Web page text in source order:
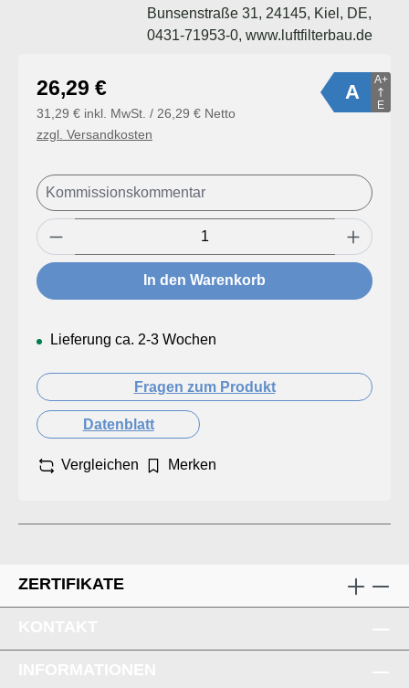
Bunsenstraße 31, 24145, Kiel, DE,
0431-71953-0, www.luftfilterbau.de
Regulärer Preis:
26,29 €
31,29 € inkl. MwSt. / 26,29 € Netto
zzgl. Versandkosten
Produkt Anzahl: Gib den gewünschten
In den Warenkorb
Lieferung ca. 2-3 Wochen
A
A+
E
Fragen zum Produkt
Datenblatt
Vergleichen Merken
ZERTIFIKATE